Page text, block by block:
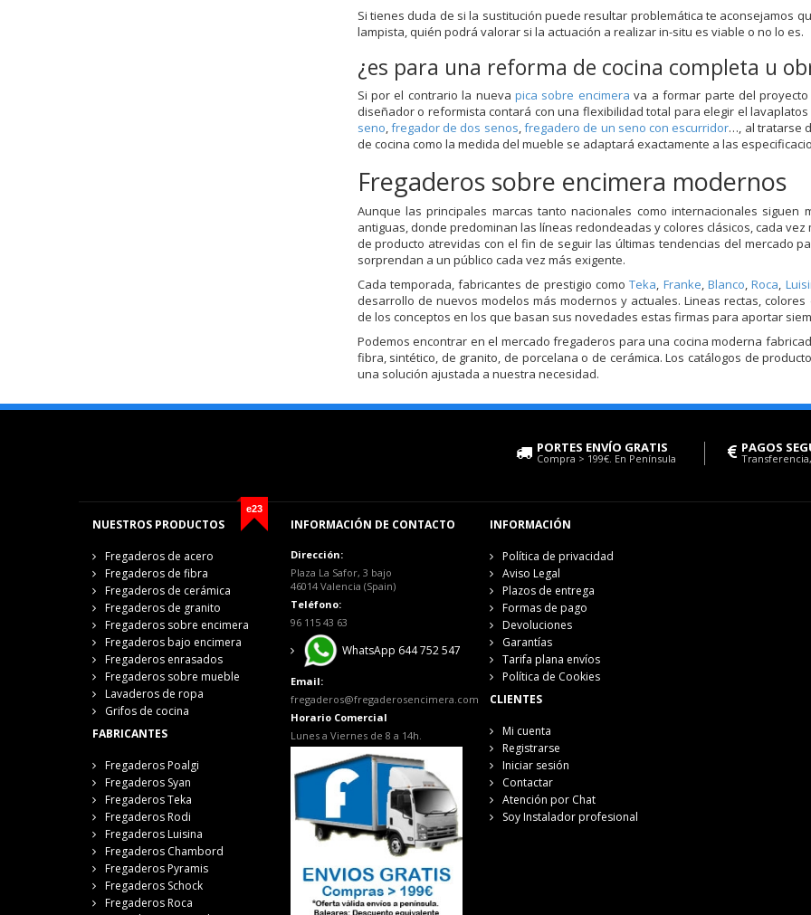
Si tienes duda de si la sustitución puede resultar problemática te aconsejamos
lampista, quién podrá valorar si la actuación a realizar in-situ es viable o no lo es.
¿es para una reforma de cocina completa u
Si por el contrario la nuevapica sobre encimera va a formar parte del
diseñador o reformista contará con una flexibilidad total para elegir el
seno,fregador de dos senos,fregadero de un seno con escurridor…, al tratarse
de cocina como la medida del mueble se adaptará exactamente a las
Fregaderos sobre encimera modernos
Aunque las principales marcas tanto nacionales como internacionales
antiguas, donde predominan las líneas redondeadas y colores clásicos, cada
de producto atrevidas con el fin de seguir las últimas tendencias del mercado
sorprendan a un público cada vez más exigente.
Cada temporada, fabricantes de prestigio comoTeka, Franke,Blanco,Roca,
desarrollo de nuevos modelos más modernos y actuales. Lineas rectas,
de los conceptos en los que basan sus novedades estas firmas para aportar
Podemos encontrar en el mercado fregaderos para una cocina moderna
fibra, sintético, de granito, de porcelana o de cerámica. Los catálogos de
una solución ajustada a nuestra necesidad.
PORTES ENVÍO GRATIS
Compra > 199€. En Península
PAGOS
e23
NUESTROS PRODUCTOS
Fregaderos de acero
Fregaderos de fibra
Fregaderos de cerámica
Fregaderos de granito
Fregaderos sobre encimera
Fregaderos bajo encimera
Fregaderos enrasados
Fregaderos sobre mueble
Lavaderos de ropa
Grifos de cocina
FABRICANTES
Fregaderos Poalgi
Fregaderos Syan
Fregaderos Teka
Fregaderos Rodi
Fregaderos Luisina
Fregaderos Chambord
Fregaderos Pyramis
Fregaderos Schock
Fregaderos Roca
INFORMACIÓN DE CONTACTO
Dirección:
Plaza La Safor, 3 bajo
46014 Valencia (Spain)
Teléfono:
96 115 43 63
WhatsApp 644 752 547
Email:
fregaderos@fregaderosencimera.com
Horario Comercial
Lunes a Viernes de 8 a 14h.
INFORMACIÓN
Política de privacidad
Aviso Legal
Plazos de entrega
Formas de pago
Devoluciones
Garantías
Tarifa plana envíos
Política de Cookies
CLIENTES
Mi cuenta
Registrarse
Iniciar sesión
Contactar
Atención por Chat
Soy Instalador profesional